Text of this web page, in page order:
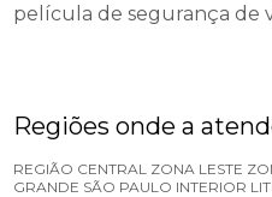
película de segurança de
Regiões onde a
REGIÃO CENTRAL ZONA LESTE
GRANDE SÃO PAULO INTERIOR